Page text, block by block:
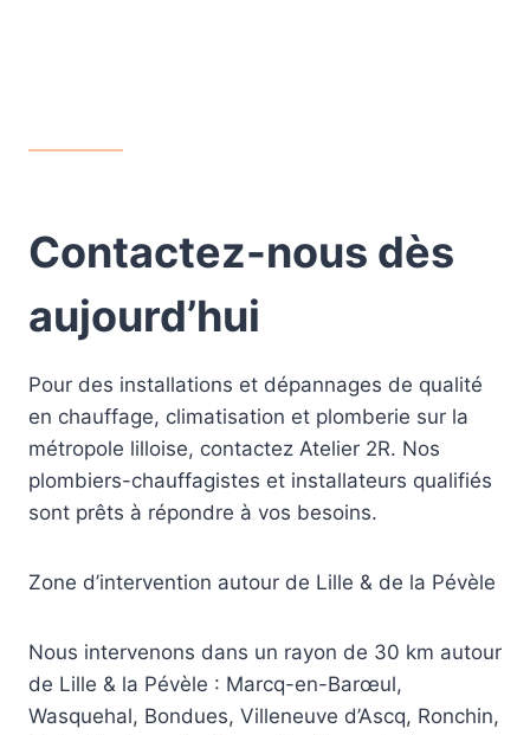
Contactez-nous dès
aujourd’hui
Pour des installations et dépannages de qualité
en chauffage, climatisation et plomberie sur la
métropole lilloise, contactez Atelier 2R. Nos
plombiers-chauffagistes et installateurs qualifiés
sont prêts à répondre à vos besoins.
Zone d’intervention autour de Lille & de la Pévèle
Nous intervenons dans un rayon de 30 km autour
de Lille & la Pévèle : Marcq-en-Barœul,
Wasquehal, Bondues, Villeneuve d’Ascq, Ronchin,